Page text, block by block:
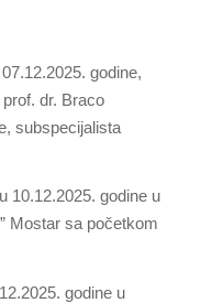
godine,
dr. Braco
subspecijalista
10.12.2025. godine u
Mostar sa početkom
godine u